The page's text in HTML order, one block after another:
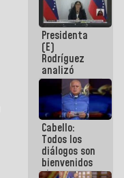
acuerdan
primer
encuentro
presencial
para el
diálogo
Presidenta
(E)
Rodríguez
analizó
junto a
gobernadores
planes de
recuperación
del Sistema
Eléctrico
Nacional
Cabello:
Todos los
diálogos son
bienvenidos
siempre que